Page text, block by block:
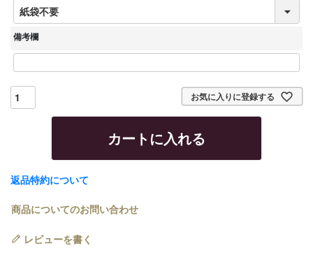
備考欄
お気に入りに登録する
カートに入れる
返品特約について
商品についてのお問い合わせ
レビューを書く